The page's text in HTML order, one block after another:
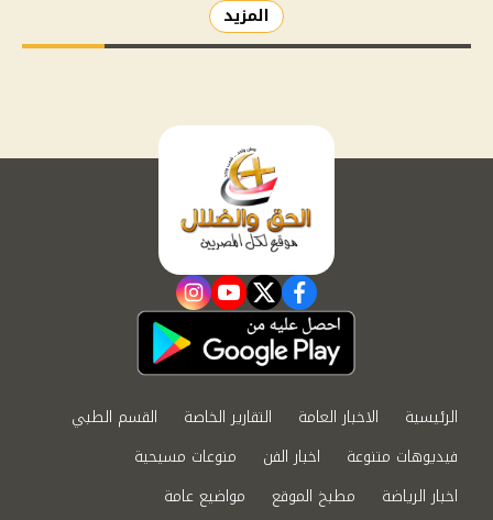
المزيد
facebook
twitter
youtube
instagram
الرئيسية الاخبار العامة التقارير الخاصة
القسم الطبي
فيديوهات متنوعة
اخبار الفن
منوعات مسيحية
اخبار الرياضة
مطبخ الموقع مواضيع عامة